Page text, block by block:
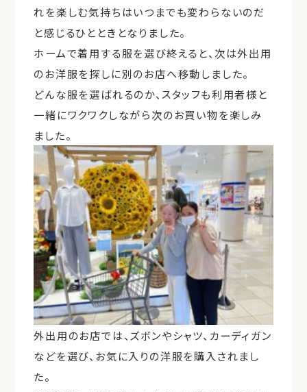
れを楽しむ気持ちはいつまでも変わらないのだ
と感じるひとときとなりました。
ホームで着用する服を選び終えると、次は外出用
のお洋服を探しに別のお店へ移動しました。
どんな服を選ばれるのか、スタッフも利用者様と
一緒にワクワクしながら次のお買い物を楽しみ
ました。
外出用のお店では、ズボンやシャツ、カーディガン
などを選び、お気に入りの洋服を購入されまし
た。